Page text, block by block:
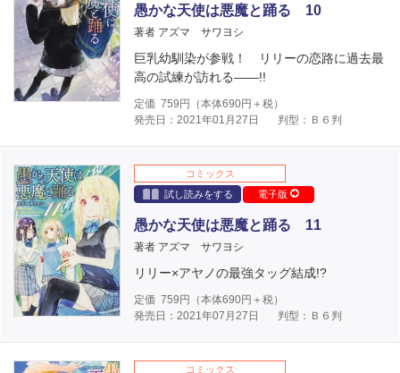
愚かな天使は悪魔と踊る 10
著者 アズマ サワヨシ
巨乳幼馴染が参戦！ リリーの恋路に過去最
高の試練が訪れる――!!
定価 759 円（本体690円＋税）
発売日：2021年01月27日
判型：Ｂ６判
コミックス
試し読みをする
電子版
愚かな天使は悪魔と踊る 11
著者 アズマ サワヨシ
リリー×アヤノの最強タッグ結成!?
定価 759 円（本体690円＋税）
発売日：2021年07月27日
判型：Ｂ６判
コミックス